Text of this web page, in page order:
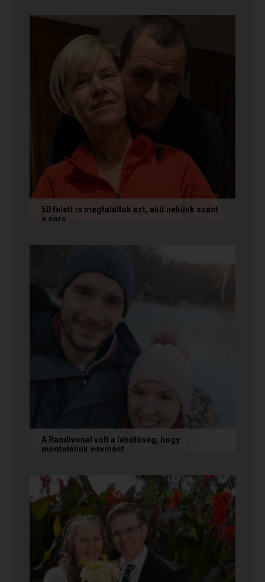
Nagyon örülünk nekik! Ha Te...
50 felett is megtaláltuk azt, akit nekünk szánt
a sors
nekünk, akik megtalálták egymást az oldalon. Ha
A Randivonal volt a lehetőség, hogy
megtaláljuk egymást
nekünk, akik megtalálták egymást az oldalon. Ha
Te is sikerrel jársz a...